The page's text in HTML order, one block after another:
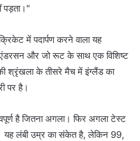
में पदार्पण करने वाला यह
और जो रूट के साथ एक विशिष्ट
श्रृंखला के तीसरे मैच में इंग्लैंड का
पर है।
है जितना अगला। फिर अगला टेस्ट
यह लंबी उम्र का संकेत है, लेकिन 99,